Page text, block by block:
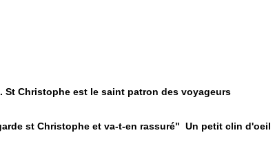
St Christophe est le saint patron des voyageurs
st Christophe et va-t-en rassuré" Un petit clin d'oeil